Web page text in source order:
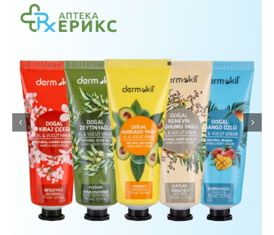
Интимно здравје
Лична хигиена
Медицински апрати
Нега на кожа